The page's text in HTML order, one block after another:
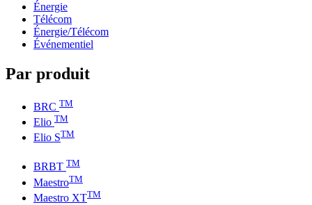
Énergie
Télécom
Énergie/Télécom
Événementiel
Par produit
BRC TM
Elio TM
Elio STM
BRBT TM
MaestroTM
Maestro XTTM